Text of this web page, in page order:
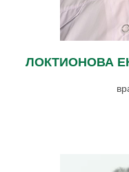
ЛОКТИОНОВА